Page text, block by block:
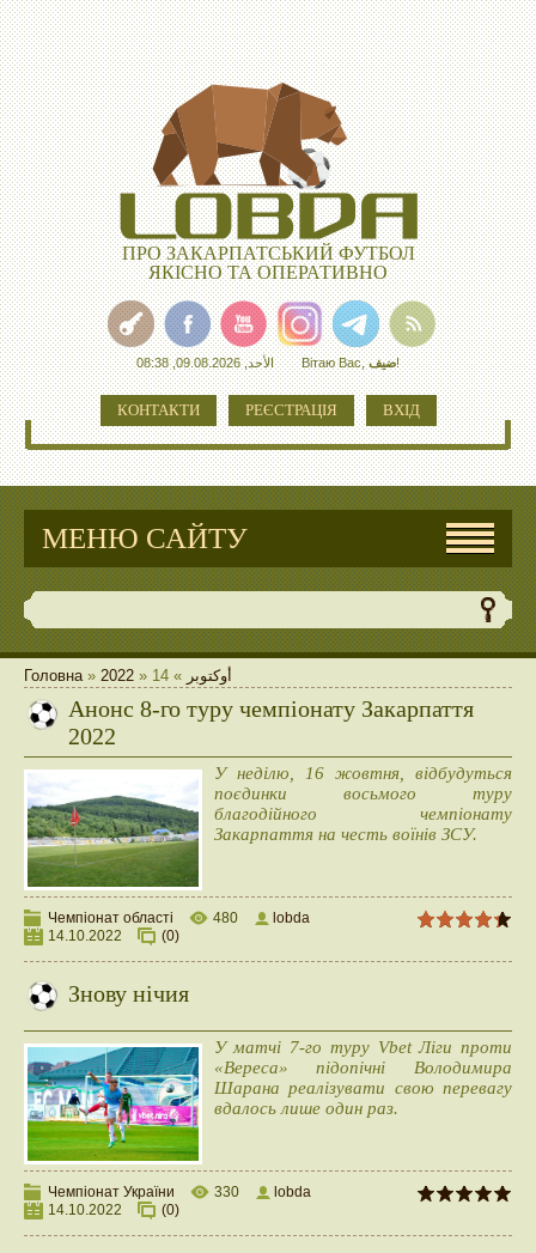
ПРО ЗАКАРПАТСЬКИЙ ФУТБОЛ
ЯКІСНО ТА ОПЕРАТИВНО
الأحد, 09.08.2026, 08:38 Вітаю Вас,ضيف!
КОНТАКТИ РЕЄСТРАЦІЯ ВХІД
МЕНЮ САЙТУ
Головна» 2022 » أوكتوبر »
14
Анонс 8-го туру чемпіонату Закарпаття
2022
У неділю, 16 жовтня, відбудуться
поєдинки восьмого туру
благодійного чемпіонату
Закарпаття на честь воїнів ЗСУ.
Чемпіонат області 480
lobda
14.10.2022
(0)
Знову нічия
У матчі 7-го туру Vbet Ліги проти
«Вереса» підопічні Володимира
Шарана реалізувати свою перевагу
вдалось лише один раз.
Чемпіонат України 330
lobda
14.10.2022
(0)